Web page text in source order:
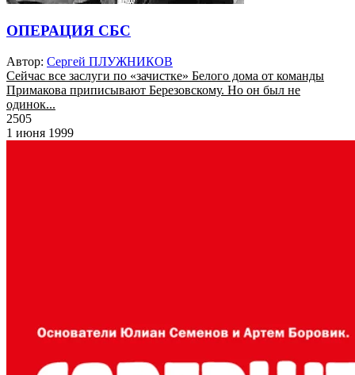
ОПЕРАЦИЯ СБС
Автор: Сергей ПЛУЖНИКОВ
Сейчас все заслуги по «зачистке» Белого дома от команды
Примакова приписывают Березовскому. Но он был не
одинок...
2505
1 июня 1999